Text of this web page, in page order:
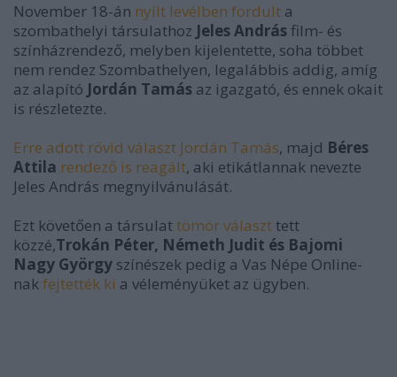
November 18-án nyílt levélben fordult a
szombathelyi társulathoz Jeles Andrásfilm- és
színházrendező, melyben kijelentette, soha többet
nem rendez Szombathelyen, legalábbis addig, amíg
az alapító Jordán Tamás az igazgató, és ennek okait
is részletezte.
Erre adott rövid választ Jordán Tamás, majd Béres
Attila rendező is reagált, aki etikátlannak nevezte
Jeles András megnyilvánulását.
Ezt követően a társulattömör választ tett
közzé,Trokán Péter, Németh Judit és Bajomi
Nagy György színészek pedig a Vas Népe Online-
nakfejtették ki a véleményüket az ügyben.